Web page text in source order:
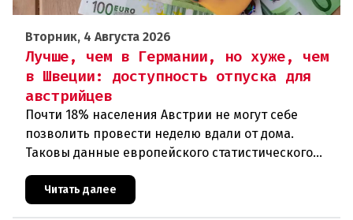
Вторник, 4 Августа 2026
Лучше, чем в Германии, но хуже, чем
в Швеции: доступность отпуска для
австрийцев
Почти 18% населения Австрии не могут себе
позволить провести неделю вдали от дома.
Таковы данные европейского статистического
агентства Eurostat за 2025 год. И хотя ситуация в
стране выглядит лучше ср
Читать далее